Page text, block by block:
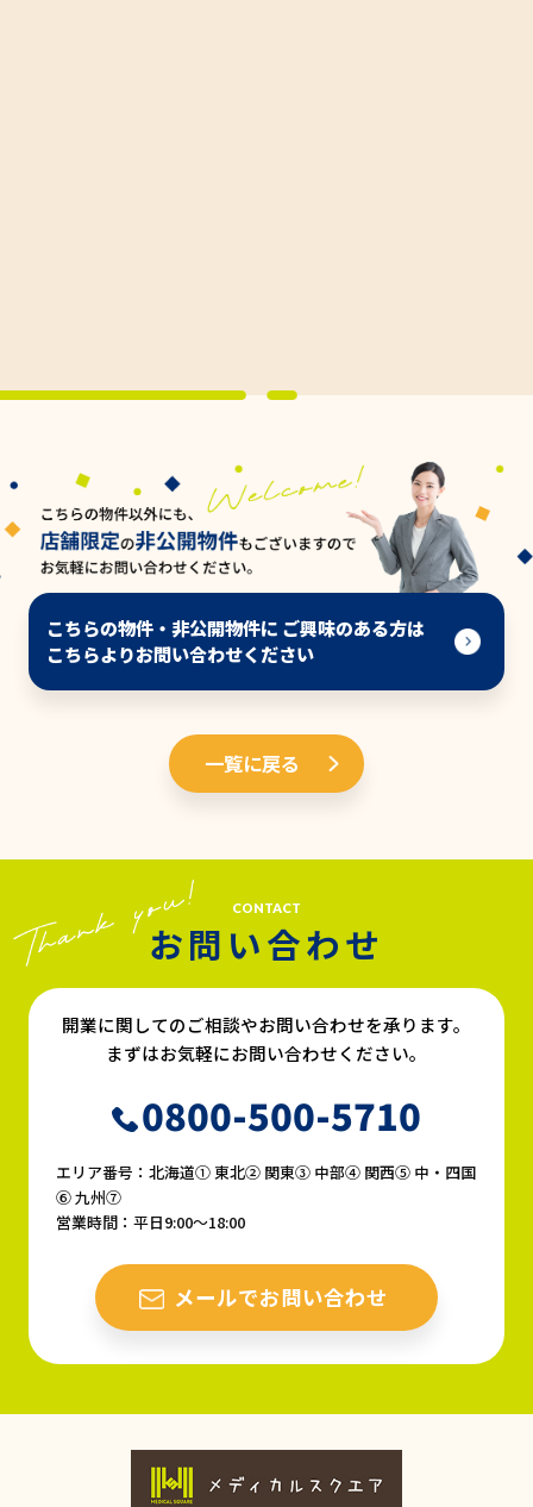
こちらの物件・非公開物件に ご興味のある方は
こちらよりお問い合わせください
一覧に戻る
CONTACT
お問い合わせ
開業に関してのご相談やお問い合わせを承ります。
まずはお気軽にお問い合わせください。
0800-500-5710
エリア番号：北海道① 東北② 関東③ 中部④ 関西⑤ 中・四国
⑥ 九州⑦
営業時間：平日9:00〜18:00
メールでお問い合わせ